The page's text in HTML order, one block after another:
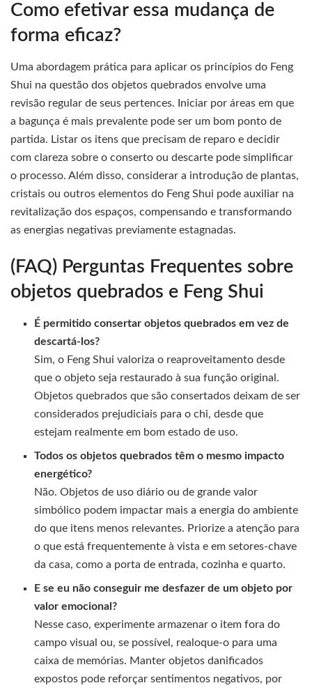
Como efetivar essa mudança de
forma eficaz?
Uma abordagem prática para aplicar os princípios do Feng
Shui na questão dos objetos quebrados envolve uma
revisão regular de seus pertences. Iniciar por áreas em que
a bagunça é mais prevalente pode ser um bom ponto de
partida. Listar os itens que precisam de reparo e decidir
com clareza sobre o conserto ou descarte pode simplificar
o processo. Além disso, considerar a introdução de plantas,
cristais ou outros elementos do Feng Shui pode auxiliar na
revitalização dos espaços, compensando e transformando
as energias negativas previamente estagnadas.
(FAQ) Perguntas Frequentes sobre
objetos quebrados e Feng Shui
É permitido consertar objetos quebrados em vez de
descartá-los?
Sim, o Feng Shui valoriza o reaproveitamento desde
que o objeto seja restaurado à sua função original.
Objetos quebrados que são consertados deixam de ser
considerados prejudiciais para o chi, desde que
estejam realmente em bom estado de uso.
Todos os objetos quebrados têm o mesmo impacto
energético?
Não. Objetos de uso diário ou de grande valor
simbólico podem impactar mais a energia do ambiente
do que itens menos relevantes. Priorize a atenção para
o que está frequentemente à vista e em setores-chave
da casa, como a porta de entrada, cozinha e quarto.
E se eu não conseguir me desfazer de um objeto por
valor emocional?
Nesse caso, experimente armazenar o item fora do
campo visual ou, se possível, realoque-o para uma
caixa de memórias. Manter objetos danificados
expostos pode reforçar sentimentos negativos, por